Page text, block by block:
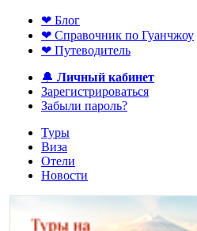
❤ Блог
❤ Справочник по Гуанчжоу
❤ Путеводитель
🔔 Личный кабинет
Зарегистрироваться
Забыли пароль?
Туры
Виза
Отели
Новости